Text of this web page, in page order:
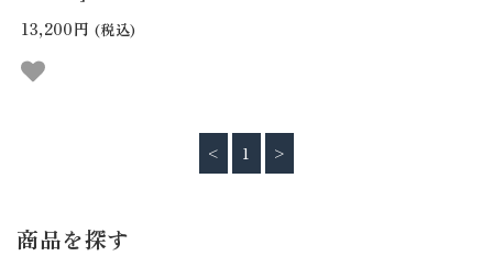
13,200円 (税込)
< 1 >
商品を探す